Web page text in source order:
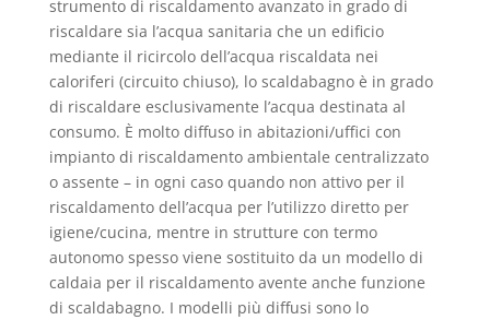
strumento di riscaldamento avanzato in grado di
riscaldare sia l’acqua sanitaria che un edificio
mediante il ricircolo dell’acqua riscaldata nei
caloriferi (circuito chiuso), lo scaldabagno è in grado
di riscaldare esclusivamente l’acqua destinata al
consumo. È molto diffuso in abitazioni/uffici con
impianto di riscaldamento ambientale centralizzato
o assente – in ogni caso quando non attivo per il
riscaldamento dell’acqua per l’utilizzo diretto per
igiene/cucina, mentre in strutture con termo
autonomo spesso viene sostituito da un modello di
caldaia per il riscaldamento avente anche funzione
di scaldabagno. I modelli più diffusi sono lo